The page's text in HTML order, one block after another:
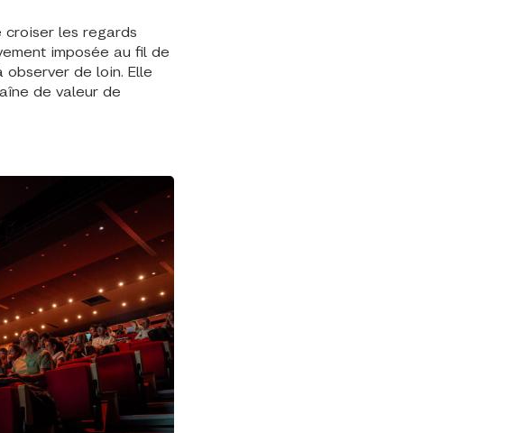
croiser les regards
imposée au fil de
observer de loin. Elle
de valeur de